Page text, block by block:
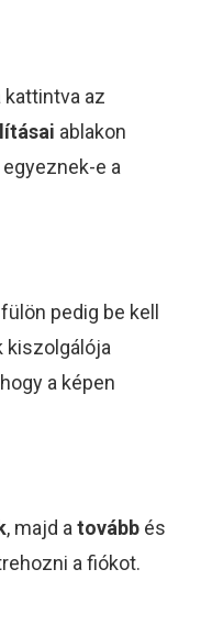
kattintva az
ablakon
e a
pedig be kell
kiszolgálója
a képen
, majd a tovább és
a fiókot.